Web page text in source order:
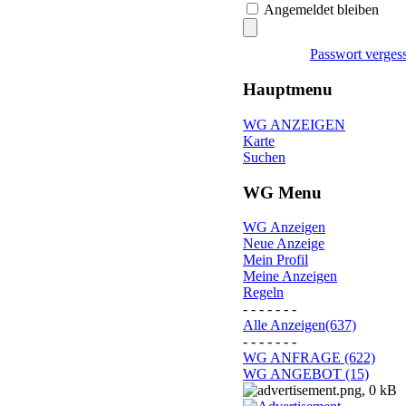
Angemeldet bleiben
Passwort
Hauptmenu
WG ANZEIGEN
Karte
Suchen
WG Menu
WG Anzeigen
Neue Anzeige
Mein Profil
Meine Anzeigen
Regeln
- - - - - - -
Alle Anzeigen(637)
- - - - - - -
WG ANFRAGE (622)
WG ANGEBOT (15)